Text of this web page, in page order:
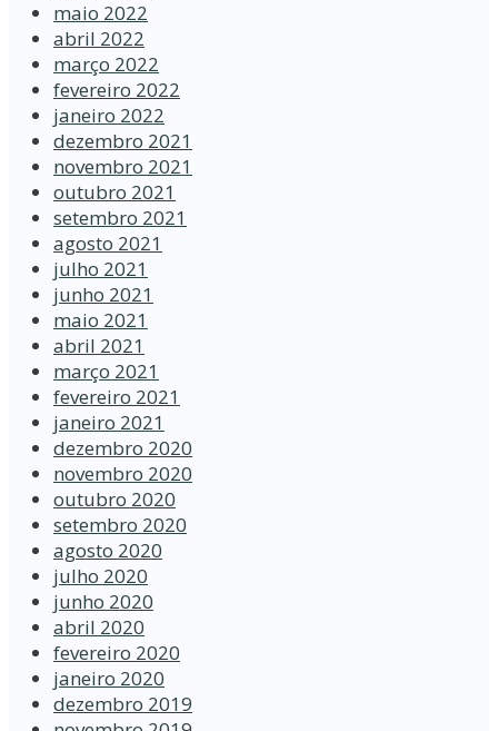
maio 2022
abril 2022
março 2022
fevereiro 2022
janeiro 2022
dezembro 2021
novembro 2021
outubro 2021
setembro 2021
agosto 2021
julho 2021
junho 2021
maio 2021
abril 2021
março 2021
fevereiro 2021
janeiro 2021
dezembro 2020
novembro 2020
outubro 2020
setembro 2020
agosto 2020
julho 2020
junho 2020
abril 2020
fevereiro 2020
janeiro 2020
dezembro 2019